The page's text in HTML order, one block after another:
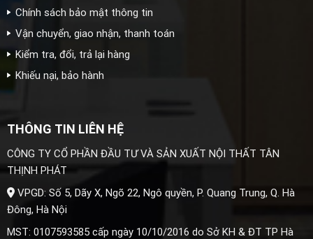
Chính sách bảo mật thông tin
Vận chuyển, giao nhận, thanh toán
Kiểm tra, đổi, trả lại hàng
Khiếu nại, bảo hành
THÔNG TIN LIÊN HỆ
CÔNG TY CỔ PHẦN ĐẦU TƯ VÀ SẢN XUẤT NỘI THẤT TÂN
THỊNH PHÁT
VPGD: Số 5, Dãy X, Ngõ 22, Ngô quyền, P. Quang Trung, Q. Hà
Đông, Hà Nội
MST: 0107593585 cấp ngày 10/10/2016 do Sở KH & ĐT TP Hà